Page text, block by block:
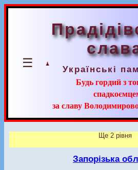
☰ Українські
Будь гордий з
за славу
Ще 2 рівня
Запорізька